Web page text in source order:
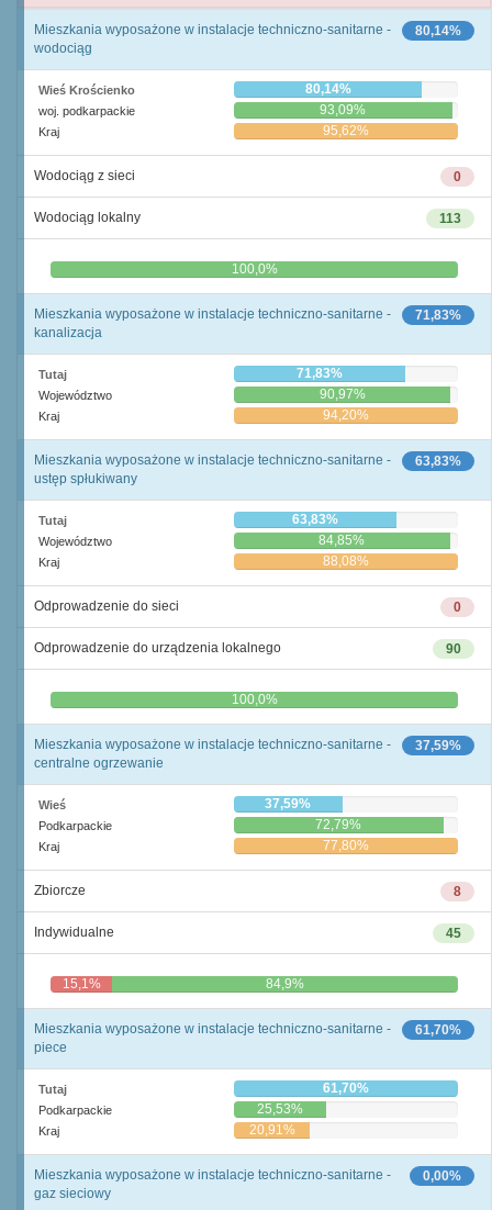
80,14%
Mieszkania wyposażone w instalacje techniczno-sanitarne -
wodociąg
Wieś Krościenko 80,14%
woj. podkarpackie 93,09%
Kraj 95,62%
0
Wodociąg z sieci
113
Wodociąg lokalny
0,0% 100,0%
71,83%
Mieszkania wyposażone w instalacje techniczno-sanitarne -
kanalizacja
Tutaj 71,83%
Województwo 90,97%
Kraj 94,20%
63,83%
Mieszkania wyposażone w instalacje techniczno-sanitarne -
ustęp spłukiwany
Tutaj 63,83%
Województwo 84,85%
Kraj 88,08%
0
Odprowadzenie do sieci
90
Odprowadzenie do urządzenia lokalnego
0,0% 100,0%
37,59%
Mieszkania wyposażone w instalacje techniczno-sanitarne -
centralne ogrzewanie
Wieś 37,59%
Podkarpackie 72,79%
Kraj 77,80%
8
Zbiorcze
45
Indywidualne
15,1% 84,9%
61,70%
Mieszkania wyposażone w instalacje techniczno-sanitarne -
piece
Tutaj 61,70%
Podkarpackie 25,53%
Kraj 20,91%
0,00%
Mieszkania wyposażone w instalacje techniczno-sanitarne -
gaz sieciowy